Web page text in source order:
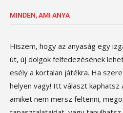
MINDEN, AMI ANYA
Hiszem, hogy az anyaság egy
út, új dolgok felfedezésének
esély a kortalan játékra. Ha
helyen vagy! Itt választ kaphatsz
amiket nem mersz feltenni,